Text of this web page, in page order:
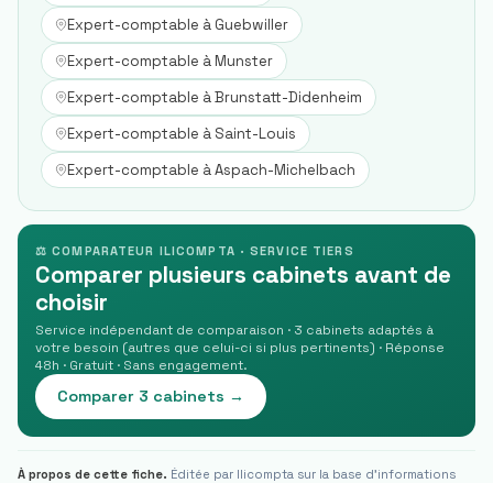
Expert-comptable à Guebwiller
Expert-comptable à Munster
Expert-comptable àBrunstatt-Didenheim
Expert-comptable à Saint-Louis
Expert-comptable àAspach-Michelbach
⚖ COMPARATEUR ILICOMPTA · SERVICE TIERS
Comparer plusieurs cabinets avant de
choisir
Service indépendant de comparaison · 3 cabinets adaptés à
votre besoin (autres que celui-ci si plus pertinents) · Réponse
48h · Gratuit · Sans engagement.
Comparer 3 cabinets →
À propos de cette fiche. Éditée par Ilicompta sur la base d'informations